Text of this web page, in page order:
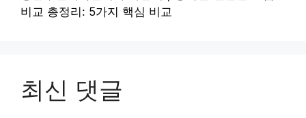
비교 총정리: 5가지 핵심 비교
최신 댓글